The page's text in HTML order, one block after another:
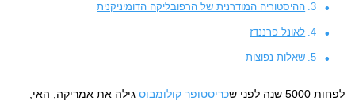
ההיסטוריה המודרנית של הרפובליקה הדומיניקנית
לאונל פרננדז
שאלות נפוצות
לפחות 5000 שנה לפני ש כריסטופר קולומבוס גילה את אמריקה, האי,